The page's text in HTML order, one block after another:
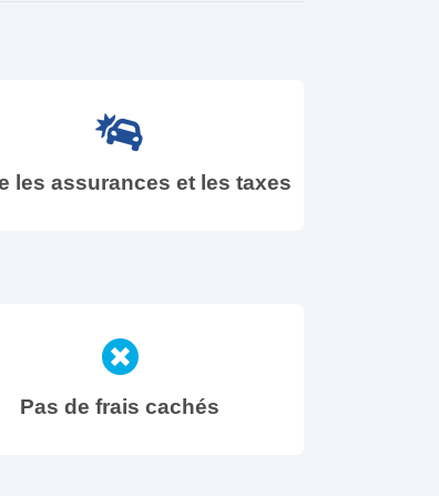
les assurances et les taxes
Pas de frais cachés